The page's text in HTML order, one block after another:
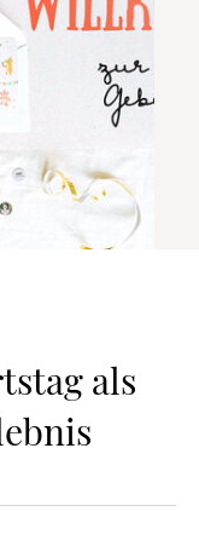
als